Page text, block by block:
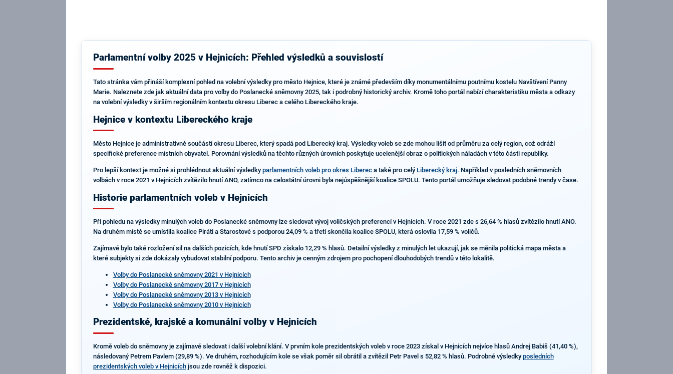
Parlamentní volby 2025 v Hejnicích: Přehled výsledků a souvislostí
Tato stránka vám přináší komplexní pohled na volební výsledky pro město Hejnice, které je známé především díky monumentálnímu poutnímu kostelu Navštívení Panny
Marie. Naleznete zde jak aktuální data pro volby do Poslanecké sněmovny 2025, tak i podrobný historický archiv. Kromě toho portál nabízí charakteristiku města a odkazy
na volební výsledky v širším regionálním kontextu okresu Liberec a celého Libereckého kraje.
Hejnice v kontextu Libereckého kraje
Město Hejnice je administrativně součástí okresu Liberec, který spadá pod Liberecký kraj. Výsledky voleb se zde mohou lišit od průměru za celý region, což odráží
specifické preference místních obyvatel. Porovnání výsledků na těchto různých úrovních poskytuje ucelenější obraz o politických náladách v této části republiky.
Pro lepší kontext je možné si prohlédnout aktuální výsledky parlamentních voleb pro okres Libereca také pro celý Liberecký kraj. Například v posledních sněmovních
volbách v roce 2021 v Hejnicích zvítězilo hnutí ANO, zatímco na celostátní úrovni byla nejúspěšnější koalice SPOLU. Tento portál umožňuje sledovat podobné trendy v čase.
Historie parlamentních voleb v Hejnicích
Při pohledu na výsledky minulých voleb do Poslanecké sněmovny lze sledovat vývoj voličských preferencí v Hejnicích. V roce 2021 zde s 26,64 % hlasů zvítězilo hnutí ANO.
Na druhém místě se umístila koalice Piráti a Starostové s podporou 24,09 % a třetí skončila koalice SPOLU, která oslovila 17,59 % voličů.
Zajímavé bylo také rozložení sil na dalších pozicích, kde hnutí SPD získalo 12,29 % hlasů. Detailní výsledky z minulých let ukazují, jak se měnila politická mapa města a
které subjekty si zde dokázaly vybudovat stabilní podporu. Tento archiv je cenným zdrojem pro pochopení dlouhodobých trendů v této lokalitě.
Volby do Poslanecké sněmovny 2021 v Hejnicích
Volby do Poslanecké sněmovny 2017 v Hejnicích
Volby do Poslanecké sněmovny 2013 v Hejnicích
Volby do Poslanecké sněmovny 2010 v Hejnicích
Prezidentské, krajské a komunální volby v Hejnicích
Kromě voleb do sněmovny je zajímavé sledovat i další volební klání. V prvním kole prezidentských voleb v roce 2023 získal v Hejnicích nejvíce hlasů Andrej Babiš (41,40 %),
následovaný Petrem Pavlem (29,89 %). Ve druhém, rozhodujícím kole se však poměr sil obrátil a zvítězil Petr Pavel s 52,82 % hlasů. Podrobné výsledky posledních
prezidentských voleb v Hejnicíchjsou zde rovněž k dispozici.